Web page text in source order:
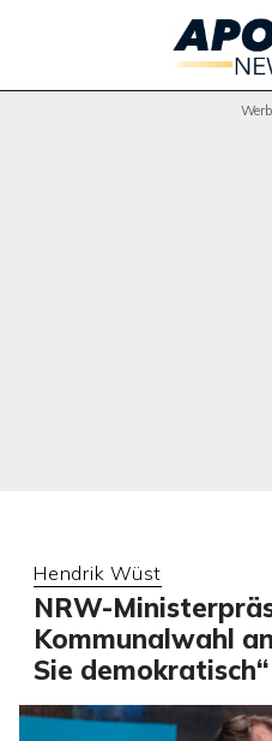
Hendrik Wüst
NRW-
Kommunalwahl
Sie demokratisch“